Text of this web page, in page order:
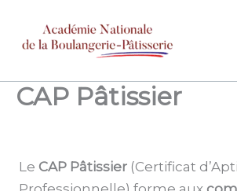
contenu
CAP Pâtissier
Le CAP Pâtissier (Certificat